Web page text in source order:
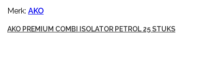
Merk: AKO
AKO PREMIUM COMBI ISOLATOR PETROL 25 STUKS